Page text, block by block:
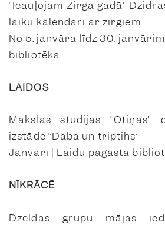
“Ieauļojam Zirga gadā”
laiku kalendāri ar zirgiem
No 5. janvāra līdz 30.
bibliotēkā.
LAIDOS
Mākslas studijas “Otiņas”
izstāde “Daba un triptihs”
Janvārī | Laidu pagasta
NĪKRĀCĒ
Dzeldas grupu mājas